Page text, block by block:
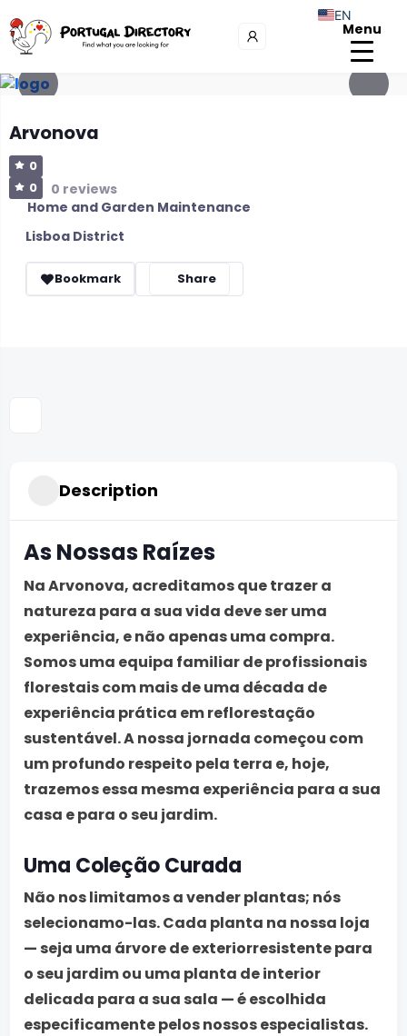
Menu
Arvonova
0
0
0 reviews
Home and Garden Maintenance
Lisboa District
Bookmark Share
Description
As Nossas Raízes
Na Arvonova, acreditamos que trazer a
natureza para a sua vida deve ser uma
experiência, e não apenas uma compra.
Somos uma equipa familiar de profissionais
florestais com mais de uma década de
experiência prática em reflorestação
sustentável. A nossa jornada começou com
um profundo respeito pela terra e, hoje,
trazemos essa mesma experiência para a sua
casa e para o seu jardim.
Uma Coleção Curada
Não nos limitamos a vender plantas; nós
selecionamo-las. Cada planta na nossa loja
— seja uma árvore de exteriorresistente para
o seu jardim ou uma planta de interior
delicada para a sua sala — é escolhida
especificamente pelos nossos especialistas.
EN